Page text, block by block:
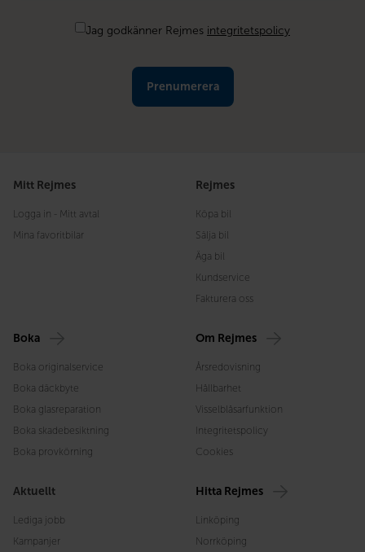
Jag godkänner Rejmes integritetspolicy
Mitt Rejmes
Logga in - Mitt avtal
Mina favoritbilar
Rejmes
Köpa bil
Sälja bil
Äga bil
Kundservice
Fakturera oss
Boka
Boka originalservice
Boka däckbyte
Boka glasreparation
Boka skadebesiktning
Boka provkörning
Om Rejmes
Årsredovisning
Hållbarhet
Visselblåsarfunktion
Integritetspolicy
Cookies
Aktuellt
Lediga jobb
Kampanjer
Hitta Rejmes
Linköping
Norrköping